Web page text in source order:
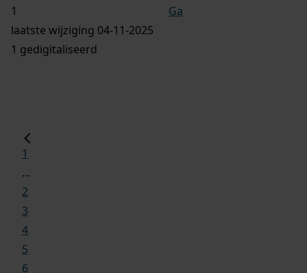
Ga
laatste wijziging 04-11-2025
1 gedigitaliseerd
1
...
2
3
4
5
6